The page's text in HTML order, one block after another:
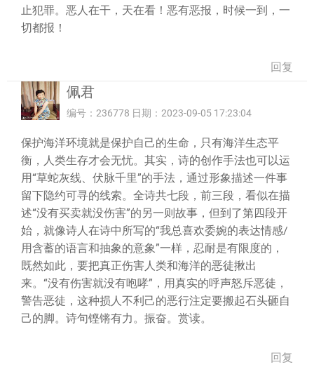
止犯罪。恶人在干，天在看！恶有恶报，时候一到，一
切都报！
回复
佩君
编号：236778 日期：2023-09-05 17:23:04
保护海洋环境就是保护自己的生命，只有海洋生态平
衡，人类生存才会无忧。其实，诗的创作手法也可以运
用“草蛇灰线、伏脉千里”的手法，通过形象描述一件事
留下隐约可寻的线索。全诗共七段，前三段，看似在描
述“没有买卖就没伤害”的另一则故事，但到了第四段开
始，就像诗人在诗中所写的“我总喜欢委婉的表达情感/
用含蓄的语言和抽象的意象”一样，忍耐是有限度的，
既然如此，要把真正伤害人类和海洋的恶徒揪出
来。“没有伤害就没有咆哮”，用真实的呼声怒斥恶徒，
警告恶徒，这种损人不利己的恶行注定要搬起石头砸自
己的脚。诗句铿锵有力。振奋。赏读。
回复